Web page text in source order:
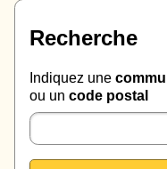
Recherche
Indiquez une
ou un code postal